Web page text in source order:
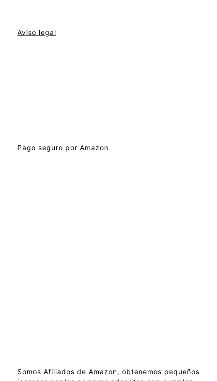
Aviso legal
Pago seguro por Amazon
Somos Afiliados de Amazon, obtenemos pequeños